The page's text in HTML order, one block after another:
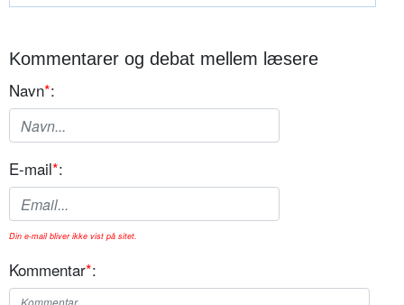
Kommentarer og debat mellem læsere
Navn*:
E-mail*:
Din e-mail bliver ikke vist på sitet.
Kommentar*: